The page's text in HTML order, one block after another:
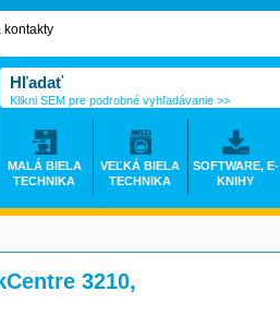
3210,
kontakty
Klikni SEM pre podrobné vyhľadávanie >>
MALÁ BIELA
TECHNIKA
VEĽKÁ BIELA
TECHNIKA
SOFTWARE, E-
KNIHY